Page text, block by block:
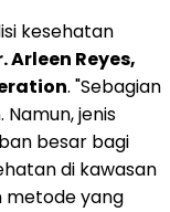
kesehatan
Arleen Reyes,
. "Sebagian
jenis
besar bagi
di kawasan
metode yang